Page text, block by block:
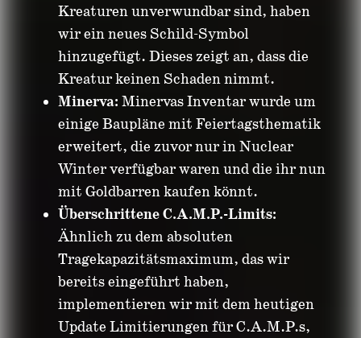
Kreaturen unverwundbar sind, haben
wir ein neues Schild-Symbol
hinzugefügt. Dieses zeigt an, dass die
Kreatur keinen Schaden nimmt.
Minerva: Minervas Inventar wurde um
einige Baupläne mit Feiertagsthematik
erweitert, die zuvor nur in Nuclear
Winter verfügbar waren und die ihr nun
mit Goldbarren kaufen könnt.
Überschrittene C.A.M.P.-Limits:
Ähnlich zu dem absoluten
Tragekapazitätsmaximum, das wir
bereits eingeführt haben,
implementieren wir mit dem heutigen
Update Limitierungen für C.A.M.P.s,